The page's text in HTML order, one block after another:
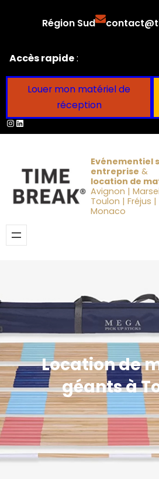
Région Sud
Accès rapide:
Louer mon matériel de
réception
Instagram
LinkedIn
Evénementiel
entreprise &
location de
Avignon |
Toulon | Fréjus
Monaco
Location de
géants à